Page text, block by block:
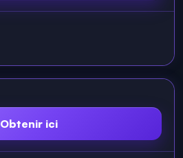
Obtenir ici